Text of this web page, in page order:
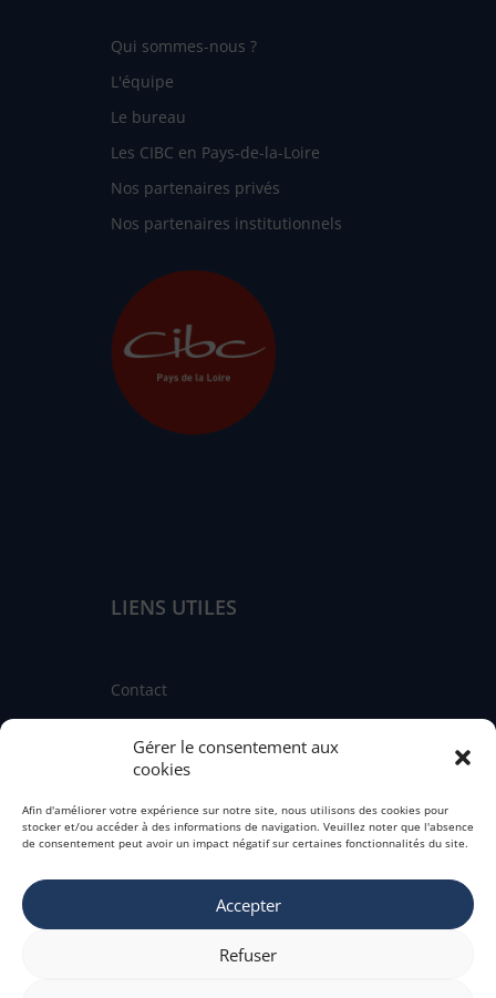
Gérer le consentement aux
cookies
Afin d'améliorer votre expérience sur notre site, nous utilisons des cookies pour
stocker et/ou accéder à des informations de navigation. Veuillez noter que l'absence
de consentement peut avoir un impact négatif sur certaines fonctionnalités du site.
Accepter
Refuser
Qui sommes-nous ?
L'équipe
Le bureau
Les CIBC en Pays-de-la-Loire
Nos partenaires privés
Nos partenaires institutionnels
LIENS UTILES
Contact
Linkedin
Facebook
Fédération nationale des CIBC
Mentions légales